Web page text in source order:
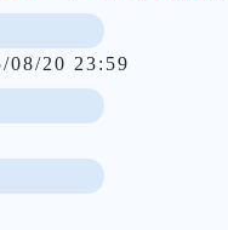
08/20 23:59